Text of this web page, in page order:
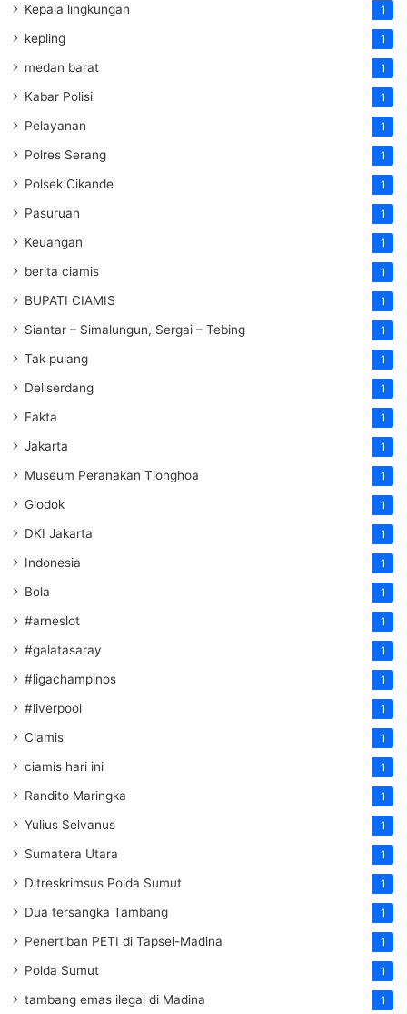
Kepala lingkungan 1
kepling 1
medan barat 1
Kabar Polisi 1
Pelayanan 1
Polres Serang 1
Polsek Cikande 1
Pasuruan 1
Keuangan 1
berita ciamis 1
BUPATI CIAMIS 1
Siantar – Simalungun, Sergai – Tebing 1
Tak pulang 1
Deliserdang 1
Fakta 1
Jakarta 1
Museum Peranakan Tionghoa 1
Glodok 1
DKI Jakarta 1
Indonesia 1
Bola 1
#arneslot 1
#galatasaray 1
#ligachampinos 1
#liverpool 1
Ciamis 1
ciamis hari ini 1
Randito Maringka 1
Yulius Selvanus 1
Sumatera Utara 1
Ditreskrimsus Polda Sumut 1
Dua tersangka Tambang 1
Penertiban PETI di Tapsel-Madina 1
Polda Sumut 1
tambang emas ilegal di Madina 1